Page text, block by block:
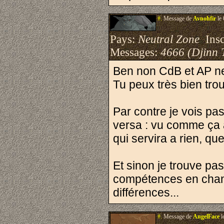
#.Message deAvnohfirle
Pays:Neutral Zone
Messages:4666 (Djinn
Ben non CdB et AP
Tu peux très bien
Par contre je vois
versa : vu comme
qui servira a rien,
Et sinon je trouve
compétences en
différences...
#.Message deAngelFace